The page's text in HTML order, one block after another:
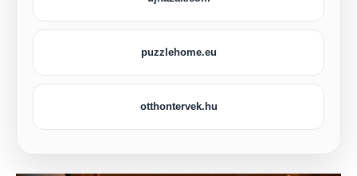
puzzlehome.eu
otthontervek.hu